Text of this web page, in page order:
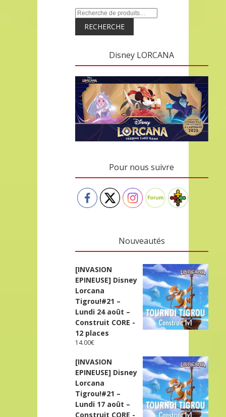
RECHERCHE
Disney LORCANA
Pour nous suivre
Nouveautés
[INVASION
EPINEUSE] Disney
Lorcana
Tigrou!#21 –
Lundi 24 août –
Construit CORE -
12 places
14.00€
[INVASION
EPINEUSE] Disney
Lorcana
Tigrou!#21 –
Lundi 17 août –
Construit CORE -